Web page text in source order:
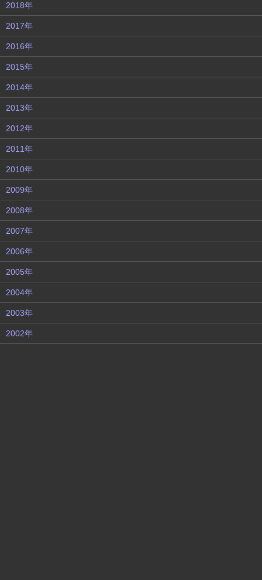
2018年
2017年
2016年
2015年
2014年
2013年
2012年
2011年
2010年
2009年
2008年
2007年
2006年
2005年
2004年
2003年
2002年